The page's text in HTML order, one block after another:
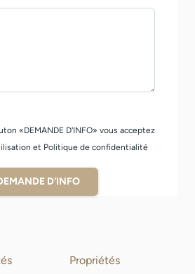
«DEMANDE D'INFO» vous acceptez
et Politique de confidentialité
D'INFO
Propriétés